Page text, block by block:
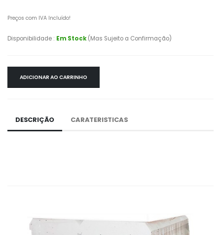
Preços com IVA Incluído!
Disponibilidade : Em Stock(Mas Sujeito a Confirmação)
ADICIONAR AO CARRINHO
DESCRIÇÃO CARATERISTICAS